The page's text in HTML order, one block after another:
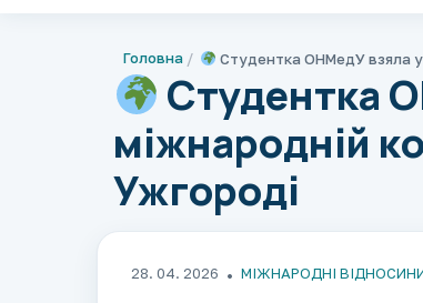
Головна Студентка ОНМедУ взяла участь у міжнародній
Студентка
міжнародній
Ужгороді​​​​​​​​​​​​​​​​
28. 04. 2026 МІЖНАРОДНІ